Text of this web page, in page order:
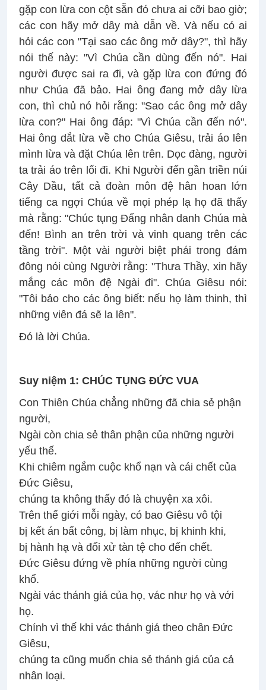
gặp con lừa con cột sẵn đó chưa ai cỡi bao giờ;
các con hãy mở dây mà dẫn về. Và nếu có ai
hỏi các con "Tại sao các ông mở dây?", thì hãy
nói thế này: "Vì Chúa cần dùng đến nó". Hai
người được sai ra đi, và gặp lừa con đứng đó
như Chúa đã bảo. Hai ông đang mở dây lừa
con, thì chủ nó hỏi rằng: "Sao các ông mở dây
lừa con?" Hai ông đáp: "Vì Chúa cần đến nó".
Hai ông dắt lừa về cho Chúa Giêsu, trải áo lên
mình lừa và đặt Chúa lên trên. Dọc đàng, người
ta trải áo trên lối đi. Khi Người đến gần triền núi
Cây Dầu, tất cả đoàn môn đệ hân hoan lớn
tiếng ca ngợi Chúa về mọi phép lạ họ đã thấy
mà rằng: "Chúc tụng Ðấng nhân danh Chúa mà
đến! Bình an trên trời và vinh quang trên các
tầng trời". Một vài người biệt phái trong đám
đông nói cùng Người rằng: "Thưa Thầy, xin hãy
mắng các môn đệ Ngài đi". Chúa Giêsu nói:
"Tôi bảo cho các ông biết: nếu họ làm thinh, thì
những viên đá sẽ la lên".
Ðó là lời Chúa.
Suy niệm 1: CHÚC TỤNG ĐỨC VUA
Con Thiên Chúa chẳng những đã chia sẻ phận
người,
Ngài còn chia sẻ thân phận của những người
yếu thế.
Khi chiêm ngắm cuộc khổ nạn và cái chết của
Ðức Giêsu,
chúng ta không thấy đó là chuyện xa xôi.
Trên thế giới mỗi ngày, có bao Giêsu vô tội
bị kết án bất công, bị làm nhục, bị khinh khi,
bị hành hạ và đối xử tàn tệ cho đến chết.
Ðức Giêsu đứng về phía những người cùng
khổ.
Ngài vác thánh giá của họ, vác như họ và với
họ.
Chính vì thế khi vác thánh giá theo chân Ðức
Giêsu,
chúng ta cũng muốn chia sẻ thánh giá của cả
nhân loại.